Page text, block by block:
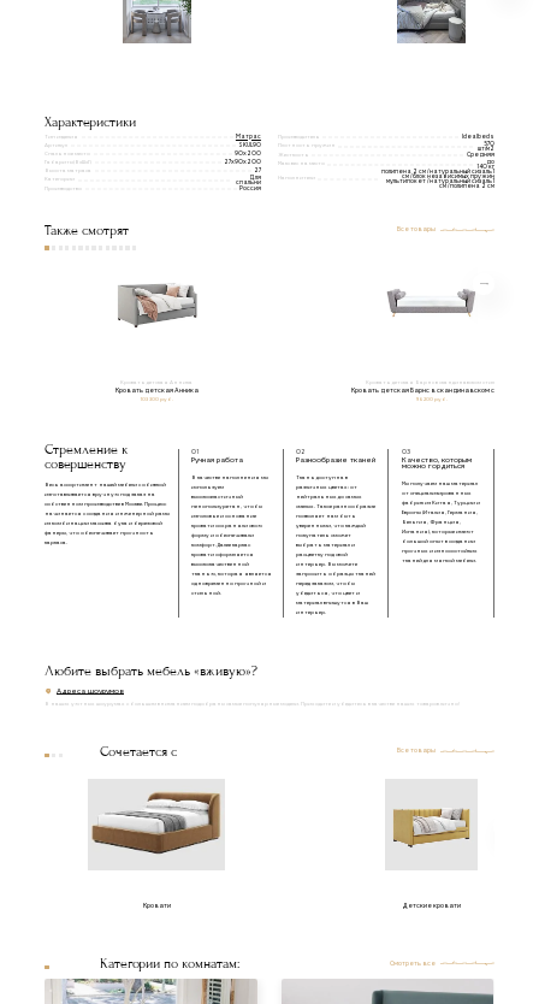
Характеристики
Тип изделия
Матрас
Артикул
SKUL90
Спальное место
90х200
Габариты(ВxШxГ)
27x90x200
Высота матраса
27
Категории
Для
спальни
Производство
Россия
Производитель
Idealbeds
Плотность пружин
570
шт/м2
Жесткость
Средняя
Макс вес на место
до
140 кг
Наполнители
полипена 2 см / натуральный сизаль 1
см / блок независимых пружин
мультипокет / натуральный сизаль 1
см / полипена 2 см
Также смотрят Все товары
Кровать детская Анника
Кровать детская Анника
103 300 руб.
Кровать детская Барнс в скандинавском стиле
Кровать детская Барнс в скандинавском стиле
96 200 руб.
Стремление к
совершенству
Весь ассортимент нашей мебели с обивкой
изготавливается вручную под заказ на
собственном производстве в Москве. Процесс
начинается с создания инженерной рамы
из комбинации массива бука и березовой
фанеры, что обеспечивает прочность
каркаса.
01
Ручная работа
В качестве наполнения мы
используем
высокоэластичный
пенополиуретан, чтобы
изголовье и основание
кровати сохраняли свою
форму и обеспечивали
комфорт. Далее каркас
кровати оформляется
высококачественной
тканью, которая является
одновременно прочной и
стильной.
02
Разнообразие тканей
Ткань доступна в
различных цветах: от
нейтральных до самых
смелых. Такое разнообразие
позволяет нам быть
уверенными, что каждый
покупатель сможет
выбрать материал и
расцветку под свой
интерьер. Вы можете
запросить образцы тканей
перед заказом, чтобы
убедиться, что цвет и
материал впишутся в Ваш
интерьер.
03
Качество, которым
можно гордиться
Мы получаем наш материал
от специализированных
фабрик из Китая, Турции и
Европы (Италия, Германия,
Бельгия, Франция,
Испания), которые имеют
большой опыт в создании
прочных и износостойких
тканей для мягкой мебели.
Любите выбрать мебель «вживую»?
Адреса шоурумов
В наших уютных шоурумах с большим вниманием подобраны самые популярные модели. Приходите и убедитесь в качестве наших товаров лично!
Сочетается с Все товары
Кровати Детские кровати
Категории по комнатам: Смотреть все